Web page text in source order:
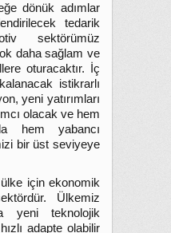
dönük adımlar
tedarik
sektörümüz
daha sağlam ve
oturacaktır. İç
istikrarlı
yeni yatırımları
olacak ve hem
hem yabancı
bir üst seviyeye
için ekonomik
Ülkemiz
yeni teknolojik
adapte olabilir